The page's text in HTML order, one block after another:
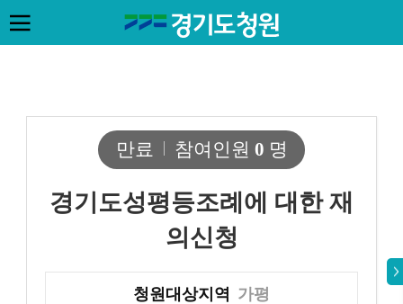
만료 참여인원 0 명
경기도성평등조례에 대한 재
의신청
청원대상지역 가평